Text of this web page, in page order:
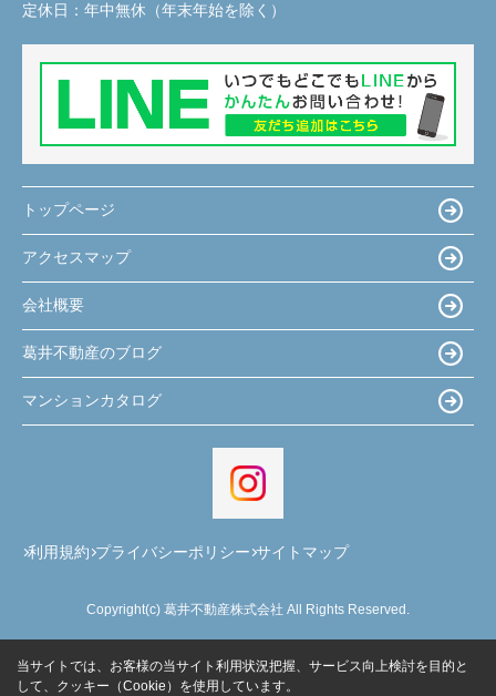
定休日： 年中無休（年末年始を除く）
トップページ
アクセスマップ
会社概要
葛井不動産のブログ
マンションカタログ
利用規約 プライバシーポリシー サイトマップ
Copyright(c) 葛井不動産株式会社 All Rights Reserved.
当サイトでは、お客様の当サイト利用状況把握、サービス向上検討を目的と
して、クッキー（Cookie）を使用しています。